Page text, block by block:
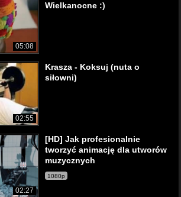
05:08
Wielkanocne :)
02:55
Krasza - Koksuj (nuta o
siłowni)
02:27
[HD] Jak profesionalnie
tworzyć animację dla utworów
muzycznych
1080p